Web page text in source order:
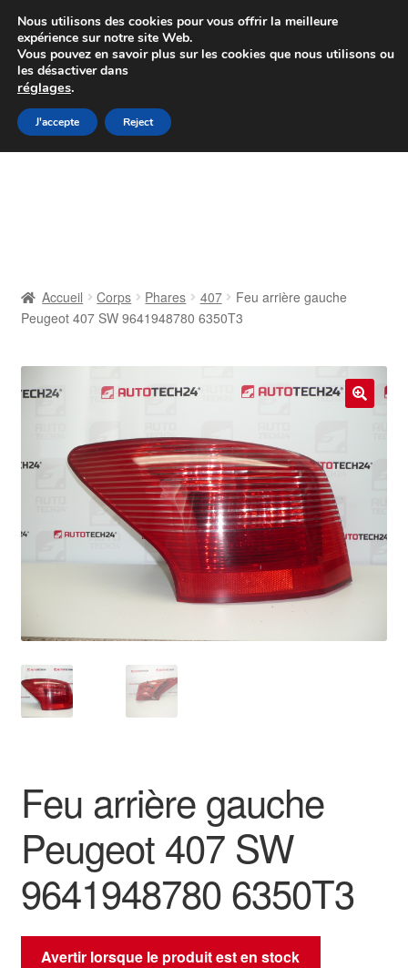
Colissimo livraison à partir de 7 EUR
Du lundi au vendredi de 9 h à 16 h
Aller
à
Aller
au
Contact
Livraison
Mon compte
Politique de confidentialité
Procédure de Réclamation
Accueil Corps Phares 407
Feu arrière gauche
Peugeot 407 SW 9641948780 6350T3
Feu arrière gauche
Peugeot 407 SW
9641948780 6350T3
Avertir lorsque le produit est en stock
Nous utilisons des cookies pour vous offrir la meilleure
expérience sur notre site Web.
Vous pouvez en savoir plus sur les cookies que nous utilisons ou
les désactiver dans
réglages.
J'accepte Reject